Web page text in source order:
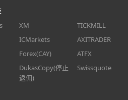
XM TICKMILL
ICMarkets AXITRADER
Forex(CAY) ATFX
DukasCopy(停止
返佣)
Swissquote